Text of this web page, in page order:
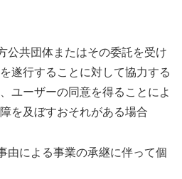
公共団体またはその委託を受け
遂行することに対して協力する
ユーザーの同意を得ることによ
を及ぼすおそれがある場合
由による事業の承継に伴って個